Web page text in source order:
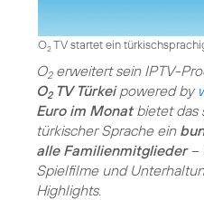
O2TV startet ein
O2erweitert sein IPTV-
O2TV Türkeipowered by
Euro im Monatbietet das
türkischer Sprache ein
alle Familienmitglieder–
Spielfilme und
Highlights.